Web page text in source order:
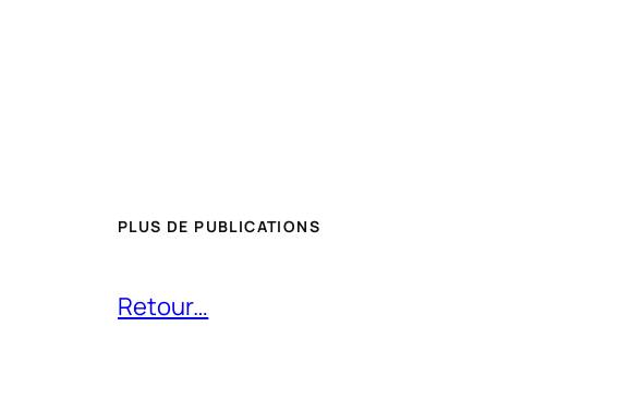
PLUS DE PUBLICATIONS
Retour…